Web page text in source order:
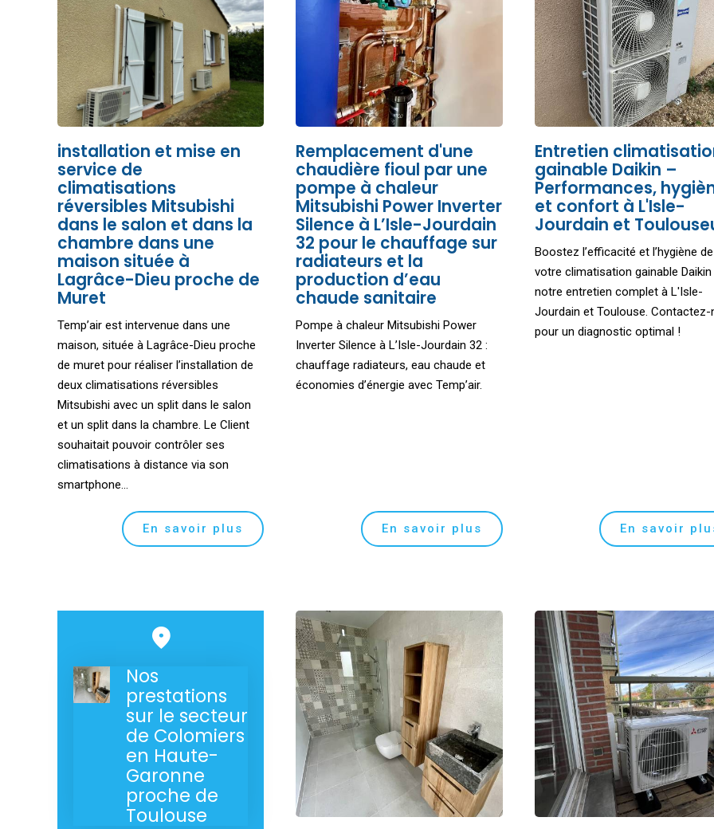
installation et mise en
service de
climatisations
réversibles Mitsubishi
dans le salon et dans la
chambre dans une
maison située à
Lagrâce-Dieu proche de
Muret
Temp’air est intervenue dans une
maison, située à Lagrâce-Dieu proche
de muret pour réaliser l’installation de
deux climatisations réversibles
Mitsubishi avec un split dans le salon
et un split dans la chambre. Le Client
souhaitait pouvoir contrôler ses
climatisations à distance via son
smartphone...
En savoir plus
Remplacement d'une
chaudière fioul par une
pompe à chaleur
Mitsubishi Power Inverter
Silence à L’Isle-Jourdain
32 pour le chauffage sur
radiateurs et la
production d’eau
chaude sanitaire
Pompe à chaleur Mitsubishi Power
Inverter Silence à L’Isle-Jourdain 32 :
chauffage radiateurs, eau chaude et
économies d’énergie avec Temp’air.
En savoir plus
Entretien
gainable Daikin –
Performances,
et confort à L'Isle-
Jourdain et
Boostez l’efficacité et l’hygiène de
votre climatisation gainable
notre entretien complet à L'Isle-
Jourdain et Toulouse. Contactez-
pour un diagnostic optimal !
En savoir
Nos
prestations
sur le secteur
de Colomiers
en Haute-
Garonne
proche de
Toulouse